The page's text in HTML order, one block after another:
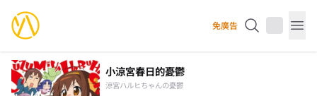
YourAnimes 你的動畫 免廣告
小涼宮春日的憂鬱
涼宮ハルヒちゃんの憂鬱